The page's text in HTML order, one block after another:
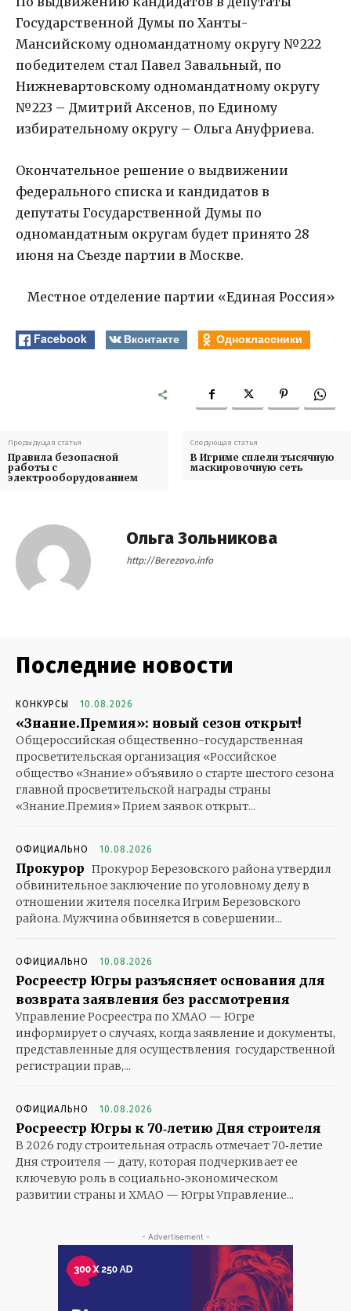
Государственной Думы по Ханты-
Мансийскому одномандатному округу №222
победителем стал Павел Завальный, по
Нижневартовскому одномандатному округу
№223 – Дмитрий Аксенов, по Единому
избирательному округу – Ольга Ануфриева.
Окончательное решение о выдвижении
федерального списка и кандидатов в
депутаты Государственной Думы по
одномандатным округам будет принято 28
июня на Съезде партии в Москве.
Местное отделение партии «Единая Россия»
Facebook Вконтакте Одноклассники
Предыдущая статья
Правила безопасной
работы с
электрооборудованием
Следующая статья
В Игриме сплели тысячную
маскировочную сеть
Ольга Зольникова
http://Berezovo.info
Последние новости
КОНКУРСЫ 10.08.2026
«Знание.Премия»: новый сезон открыт!
Общероссийская общественно-государственная
просветительская организация «Российское
общество «Знание» объявило о старте шестого сезона
главной просветительской награды страны
«Знание.Премия» Прием заявок открыт...
ОФИЦИАЛЬНО 10.08.2026
Прокурор Прокурор Березовского района утвердил
обвинительное заключение по уголовному делу в
отношении жителя поселка Игрим Березовского
района. Мужчина обвиняется в совершении...
ОФИЦИАЛЬНО 10.08.2026
Росреестр Югры разъясняет основания для
возврата заявления без рассмотрения
Управление Росреестра по ХМАО — Югре
информирует о случаях, когда заявление и документы,
представленные для осуществления государственной
регистрации прав,...
ОФИЦИАЛЬНО 10.08.2026
Росреестр Югры к 70‑летию Дня строителя
В 2026 году строительная отрасль отмечает 70‑летие
Дня строителя — дату, которая подчеркивает ее
ключевую роль в социально‑экономическом
развитии страны и ХМАО — Югры Управление...
- Advertisement -